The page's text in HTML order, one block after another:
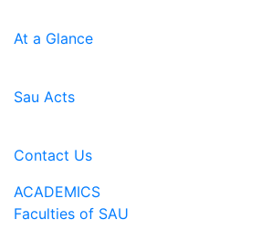
At a Glance
Sau Acts
Contact Us
ACADEMICS
Faculties of SAU